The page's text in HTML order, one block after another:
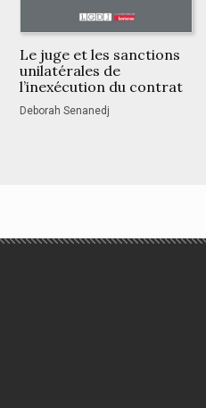
Le juge et les sanctions
unilatérales de
l’inexécution du contrat
Deborah Senanedj